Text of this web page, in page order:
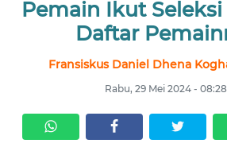
Pemain Ikut Seleksi
Daftar
Fransiskus Daniel Dhena
Rabu, 29 Mei 2024 -
SERBI